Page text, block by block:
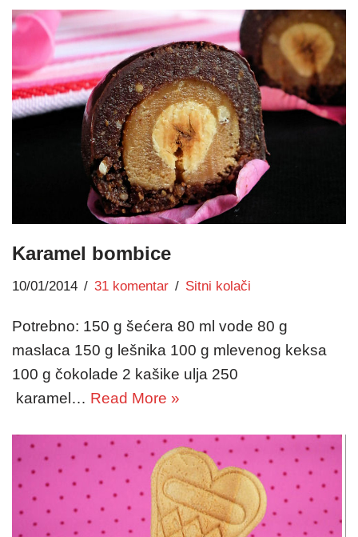
Karamel bombice
10/01/2014 31 komentar Sitni kolači
Potrebno: 150 g šećera 80 ml vode 80 g
maslaca 150 g lešnika 100 g mlevenog keksa
100 g čokolade 2 kašike ulja 250
karamel… Read More »